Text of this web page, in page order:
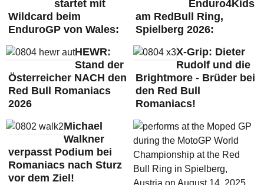
startet mit
Wildcard beim
EnduroGP von Wales:
Enduro4Kids
am RedBull Ring,
Spielberg 2026:
HEWR:
Stand der
Österreicher NACH den
Red Bull Romaniacs
2026
X-Grip: Dieter
Rudolf und die
Brightmore - Brüder bei
den Red Bull
Romaniacs!
Michael
Walkner
verpasst Podium bei
Romaniacs nach Sturz
vor dem Ziel!